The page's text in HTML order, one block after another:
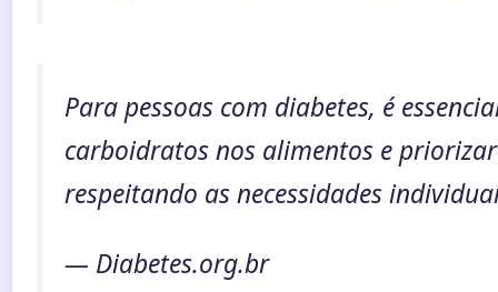
Para pessoas com diabetes, é
carboidratos nos alimentos e
respeitando as necessidades
— Diabetes.org.br